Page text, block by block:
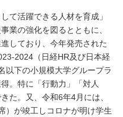
て活躍できる人材を育成」
業の強化を図るとともに、
しており、今年発売された
2024（日経HR及び日本経
以下の小規模大学グループラ
。特に「行動力」「対人
た。又、令和6年4月には、
）が竣工しコロナが明け学生